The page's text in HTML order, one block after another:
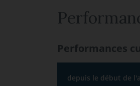
Performances
depuis le début de